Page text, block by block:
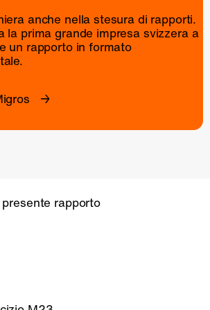
anche nella stesura di rapporti.
la prima grande impresa svizzera a
un rapportoin formato
rapporto